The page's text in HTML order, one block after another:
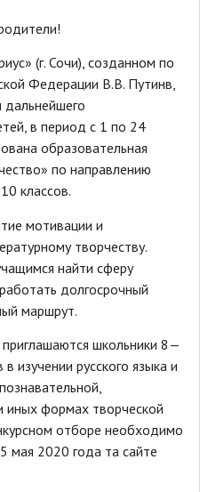
(г. Сочи), созданном по
Федерации В.В. Путинв,
дальнейшего
в период с 1 по 24
образовательная
по направлению
классов.
мотивации и
творчеству.
найти сферу
долгосрочный
маршрут.
школьники 8—
изучении русского языка и
иных формах творческой
отборе необходимо
мая 2020 года та сайте